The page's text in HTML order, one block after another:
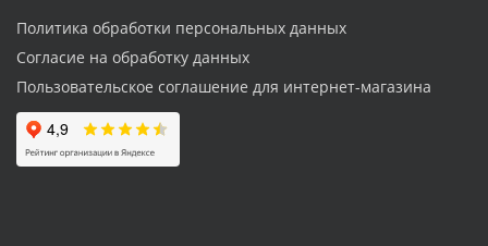
Политика обработки персональных данных
Согласие на обработку данных
Пользовательское соглашение для интернет-магазина